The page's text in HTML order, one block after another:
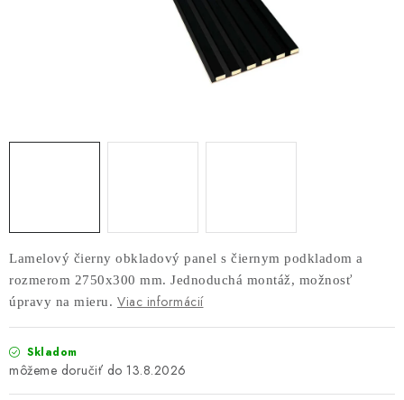
SAMOSTATNE STOJACE LAMELOVÉ STENY
NAJPREDÁVANEJŠIE PRODUKTY
ZÁVESNÉ HOJDACIE KRESLÁ
ZÁHRADNÝ NÁBYTOK
STOLIČKY
Lamelový čierny obkladový panel s čiernym podkladom a
rozmerom 2750x300 mm. Jednoduchá montáž, možnosť
úpravy na mieru. Viac informácií
Skladom
13.8.2026